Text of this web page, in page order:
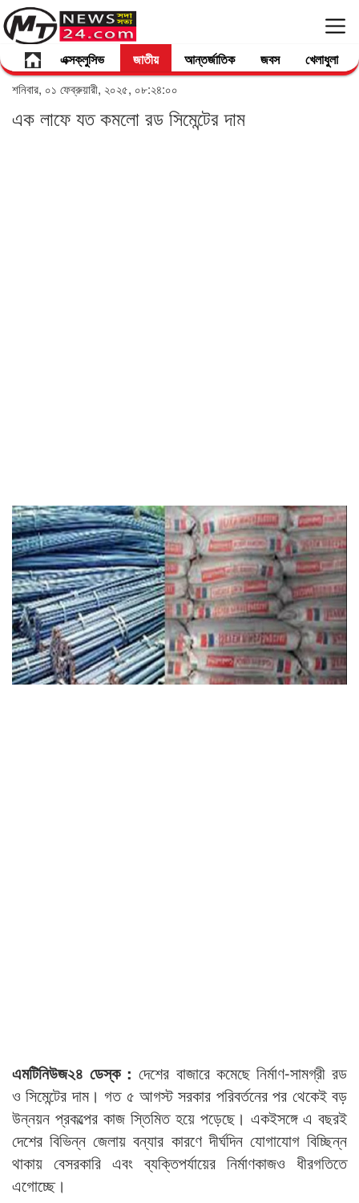
এক্সক্লুসিভ জাতীয় আন্তর্জাতিক জবস খেলাধুলা
শনিবার, ০১ ফেব্রুয়ারী, ২০২৫, ০৮:২৪:০০
এক লাফে যত কমলো রড সিমেন্টের দাম
এমটিনিউজ২৪ ডেস্ক : দেশের বাজারে কমেছে নির্মাণ-সামগ্রী রড
ও সিমেন্টের দাম। গত ৫ আগস্ট সরকার পরিবর্তনের পর থেকেই বড়
উন্নয়ন প্রকল্পের কাজ স্তিমিত হয়ে পড়েছে। একইসঙ্গে এ বছরই
দেশের বিভিন্ন জেলায় বন্যার কারণে দীর্ঘদিন যোগাযোগ বিচ্ছিন্ন
থাকায় বেসরকারি এবং ব্যক্তিপর্যায়ের নির্মাণকাজও ধীরগতিতে
এগোচ্ছে।